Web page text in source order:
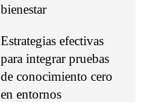
bienestar
Estrategias efectivas
para integrar pruebas
de conocimiento cero
en entornos